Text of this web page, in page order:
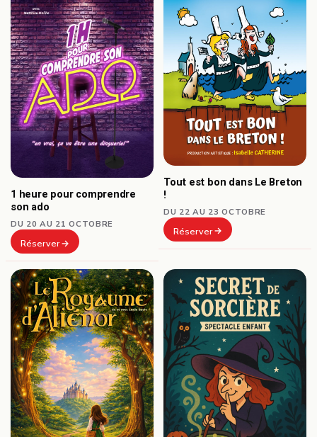
1 heure pour comprendre
son ado
DU 20 AU 21 OCTOBRE
Réserver
Tout est bon dans Le Breton
!
DU 22 AU 23 OCTOBRE
Réserver